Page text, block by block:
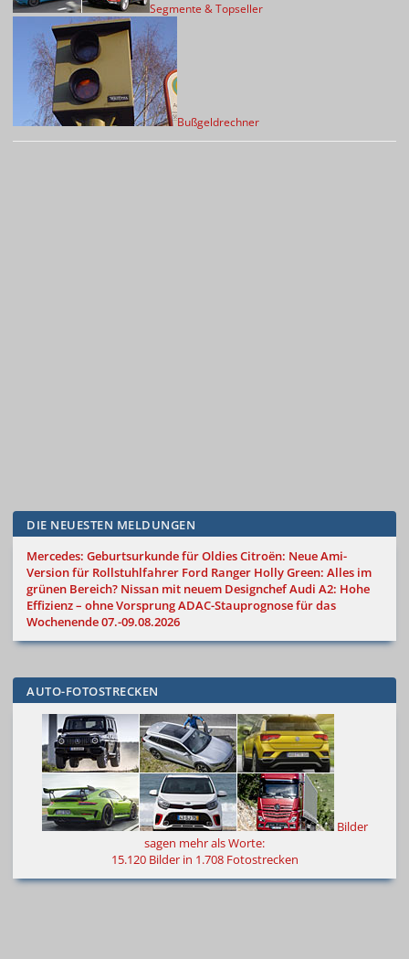
Segmente & Topseller
Bußgeldrechner
DIE NEUESTEN MELDUNGEN
Mercedes: Geburtsurkunde für OldiesCitroën: Neue Ami-
Version für Rollstuhlfahrer Ford Ranger Holly Green: Alles im
grünen Bereich? Nissan mit neuem DesignchefAudi A2: Hohe
Effizienz – ohne VorsprungADAC-Stauprognose für das
Wochenende 07.-09.08.2026
AUTO-FOTOSTRECKEN
Bilder
sagen mehr als Worte:
15.120 Bilder in 1.708 Fotostrecken